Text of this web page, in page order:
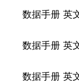
数据手册 英
数据手册 英
数据手册 英